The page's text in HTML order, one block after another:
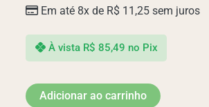
Em até 8x de R$ 11,25 sem juros
À vista R$ 85,49 no Pix
Adicionar ao carrinho